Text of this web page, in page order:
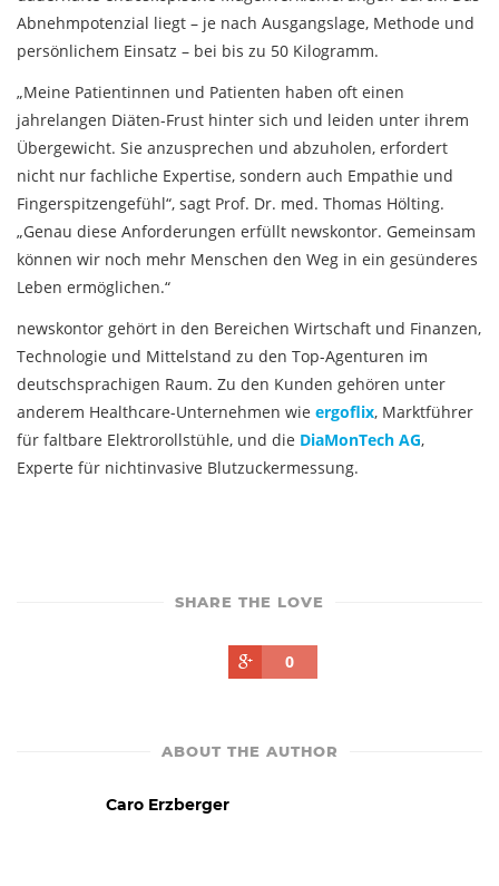
Abnehmpotenzial liegt – je nach Ausgangslage, Methode und
persönlichem Einsatz – bei bis zu 50 Kilogramm.
„Meine Patientinnen und Patienten haben oft einen
jahrelangen Diäten-Frust hinter sich und leiden unter ihrem
Übergewicht. Sie anzusprechen und abzuholen, erfordert
nicht nur fachliche Expertise, sondern auch Empathie und
Fingerspitzengefühl“, sagt Prof. Dr. med. Thomas Hölting.
„Genau diese Anforderungen erfüllt newskontor. Gemeinsam
können wir noch mehr Menschen den Weg in ein gesünderes
Leben ermöglichen.“
newskontor gehört in den Bereichen Wirtschaft und Finanzen,
Technologie und Mittelstand zu den Top-Agenturen im
deutschsprachigen Raum. Zu den Kunden gehören unter
anderem Healthcare-Unternehmen wie ergoflix, Marktführer
für faltbare Elektrorollstühle, und die DiaMonTech AG,
Experte für nichtinvasive Blutzuckermessung.
SHARE THE LOVE
0
ABOUT THE AUTHOR
Caro Erzberger